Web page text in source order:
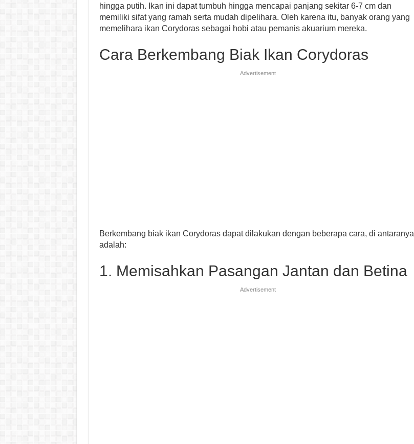
hingga putih. Ikan ini dapat tumbuh hingga mencapai panjang sekitar 6-7 cm dan
memiliki sifat yang ramah serta mudah dipelihara. Oleh karena itu, banyak orang yang
memelihara ikan Corydoras sebagai hobi atau pemanis akuarium mereka.
Cara Berkembang Biak Ikan Corydoras
Advertisement
Berkembang biak ikan Corydoras dapat dilakukan dengan beberapa cara, di antaranya
adalah:
1. Memisahkan Pasangan Jantan dan Betina
Advertisement